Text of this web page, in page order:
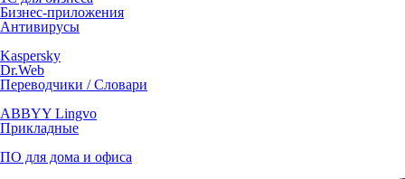
Бизнес-приложения
Антивирусы
Kaspersky
Dr.Web
Переводчики / Словари
ABBYY Lingvo
Прикладные
ПО для дома и офиса